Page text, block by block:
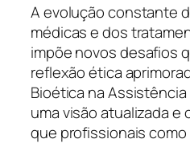
A evolução constante
médicas e dos
impõe novos desafios
reflexão ética
Bioética na
uma visão atualizada e
que profissionais como